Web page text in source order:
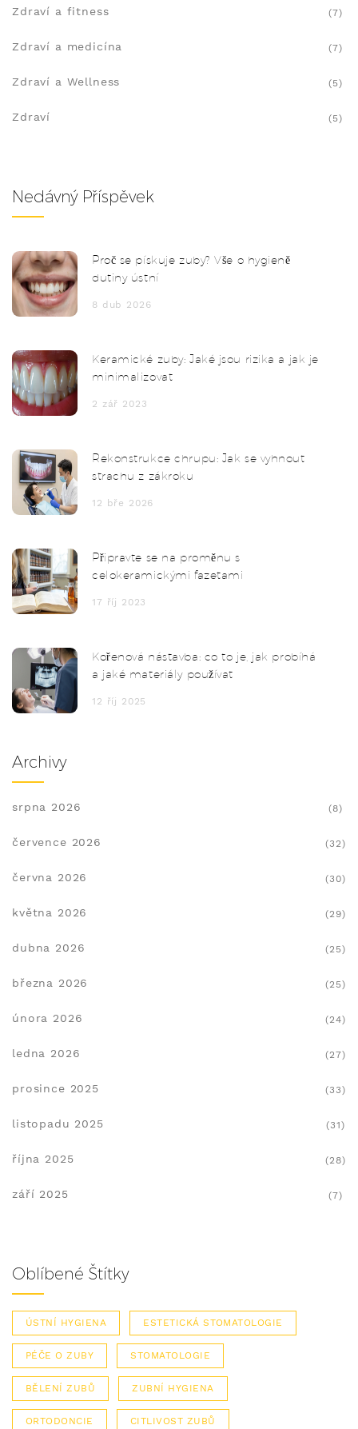
Zdraví a fitness (7)
Zdraví a medicína (7)
Zdraví a Wellness (5)
Zdraví (5)
Nedávný Příspěvek
Proč se pískuje zuby? Vše o hygieně
dutiny ústní
8 dub 2026
Keramické zuby: Jaké jsou rizika a jak je
minimalizovat
2 zář 2023
Rekonstrukce chrupu: Jak se vyhnout
strachu z zákroku
12 bře 2026
Připravte se na proměnu s
celokeramickými fazetami
17 říj 2023
Kořenová nástavba: co to je, jak probíhá
a jaké materiály používat
12 říj 2025
Archivy
srpna 2026 (8)
července 2026 (32)
června 2026 (30)
května 2026 (29)
dubna 2026 (25)
března 2026 (25)
února 2026 (24)
ledna 2026 (27)
prosince 2025 (33)
listopadu 2025 (31)
října 2025 (28)
září 2025 (7)
Oblíbené Štítky
ÚSTNÍ HYGIENA ESTETICKÁ STOMATOLOGIE
PÉČE O ZUBY STOMATOLOGIE
BĚLENÍ ZUBŮ ZUBNÍ HYGIENA
ORTODONCIE CITLIVOST ZUBŮ